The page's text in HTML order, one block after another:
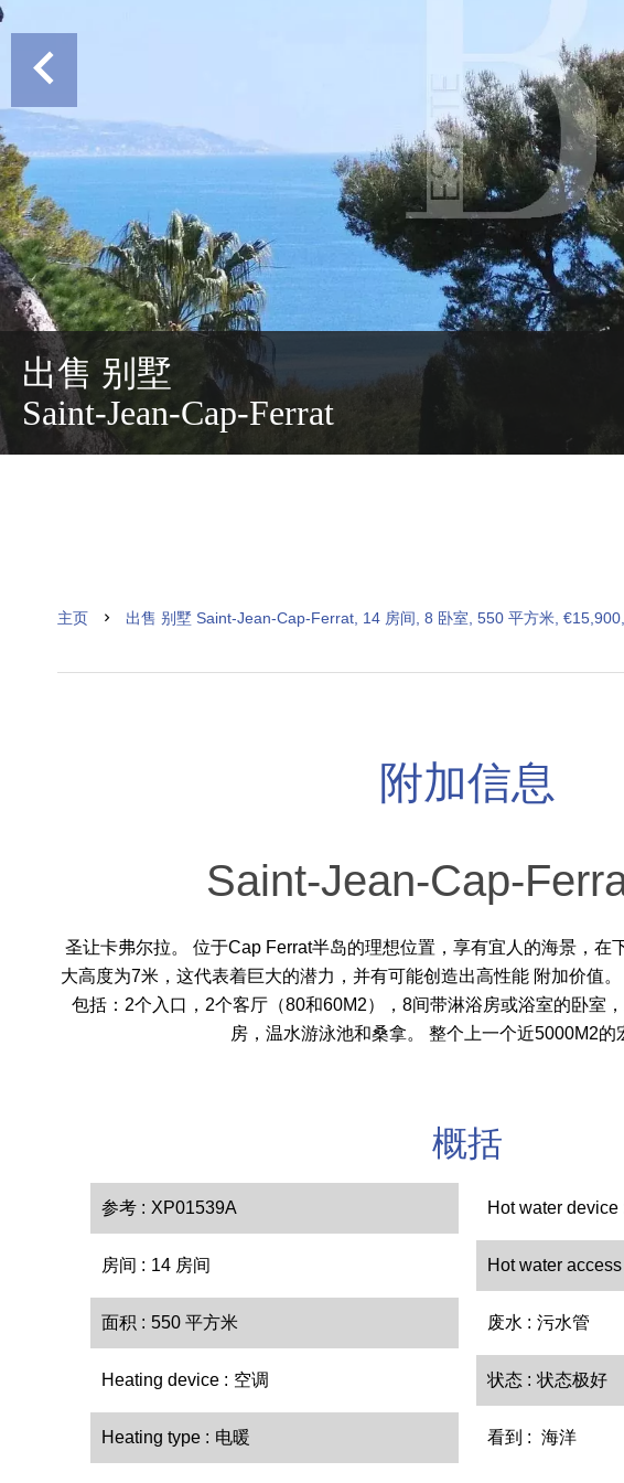
出售 别墅
Saint-Jean-Cap-Ferrat
主页 出售 别墅 Saint-Jean-Cap-Ferrat, 14 房间, 8 卧室, 550 平方米,
附加信息
Saint-Jean-Cap-
圣让卡弗尔拉。 位于Cap Ferrat半岛的理想位置，享有宜人的海景，在
大高度为7米，这代表着巨大的潜力，并有可能创造出高性能 附加价值
包括：2个入口，2个客厅（80和60M2），8间带淋浴房或浴室的卧室
房，温水游泳池和桑拿。 整个上一个近5000M2的
概括
参考 XP01539A
房间 14 房间
面积 550 平方米
Heating device 空调
Heating type 电暖
Hot water device
Hot water access
废水 污水管
状态 状态极好
看到 海洋